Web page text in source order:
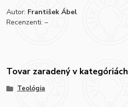
Autor: František Ábel
Recenzenti: –
Tovar zaradený v kategóriách
Teológia